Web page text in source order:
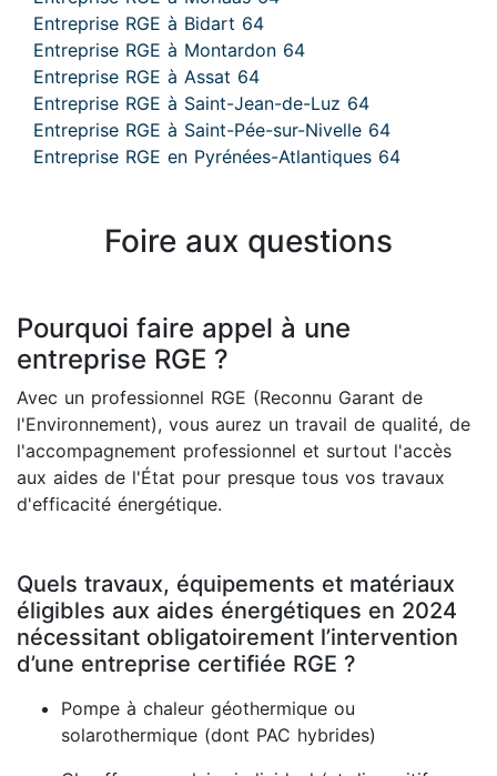
Entreprise RGE à Bidart 64
Entreprise RGE à Montardon 64
Entreprise RGE à Assat 64
Entreprise RGE à Saint-Jean-de-Luz 64
Entreprise RGE à Saint-Pée-sur-Nivelle 64
Entreprise RGE en Pyrénées-Atlantiques 64
Foire aux questions
Pourquoi faire appel à une
entreprise RGE ?
Avec un professionnel RGE (Reconnu Garant de
l'Environnement), vous aurez un travail de qualité, de
l'accompagnement professionnel et surtout l'accès
aux aides de l'État pour presque tous vos travaux
d'efficacité énergétique.
Quels travaux, équipements et matériaux
éligibles aux aides énergétiques en 2024
nécessitant obligatoirement l’intervention
d’une entreprise certifiée RGE ?
Pompe à chaleur géothermique ou
solarothermique (dont PAC hybrides)